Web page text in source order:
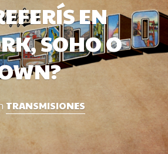
EN
SOHO O
TRANSMISIONES